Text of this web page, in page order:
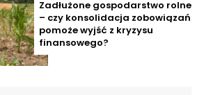
Zadłużone gospodarstwo rolne
– czy konsolidacja zobowiązań
pomoże wyjść z kryzysu
finansowego?